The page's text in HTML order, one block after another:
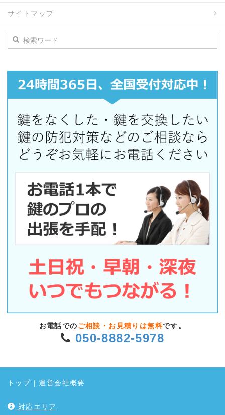
サイトマップ
お電話での ご相談・お見積りは無料です。
050-8882-5978
トップ |運営会社概要
対応エリア